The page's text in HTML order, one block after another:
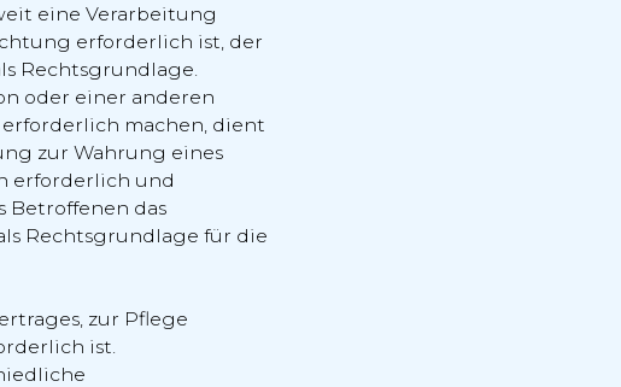
eine Verarbeitung
erforderlich ist, der
Rechtsgrundlage.
oder einer anderen
machen, dient
zur Wahrung eines
erforderlich und
Betroffenen das
Rechtsgrundlage für die
zur Pflege
ist.